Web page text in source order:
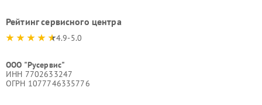
Рейтинг сервисного центра
4.9-5.0
ООО "Русервис"
ИНН 7702633247
ОГРН 1077746335776